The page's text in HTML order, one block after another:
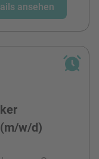
ansehen
w/d)